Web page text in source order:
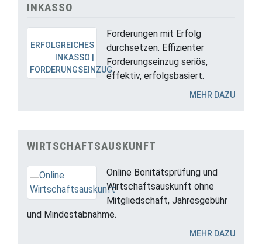
INKASSO
Forderungen mit Erfolg
durchsetzen. Effizienter
Forderungseinzug seriös,
effektiv, erfolgsbasiert.
MEHR DAZU
WIRTSCHAFTSAUSKUNFT
Online Bonitätsprüfung und
Wirtschaftsauskunft ohne
Mitgliedschaft, Jahresgebühr
und Mindestabnahme.
MEHR DAZU